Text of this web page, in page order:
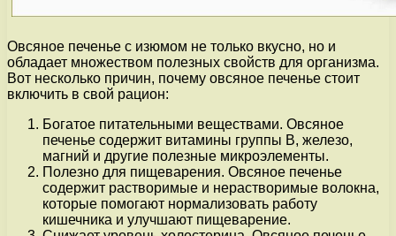
Овсяное печенье с изюмом не только вкусно, но и
обладает множеством полезных свойств для организма.
Вот несколько причин, почему овсяное печенье стоит
включить в свой рацион:
Богатое питательными веществами. Овсяное
печенье содержит витамины группы В, железо,
магний и другие полезные микроэлементы.
Полезно для пищеварения. Овсяное печенье
содержит растворимые и нерастворимые волокна,
которые помогают нормализовать работу
кишечника и улучшают пищеварение.